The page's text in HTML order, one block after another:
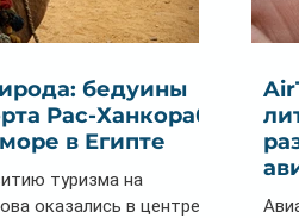
бедуины
Рас-Ханкораб
в Египте
туризма на
оказались в центре